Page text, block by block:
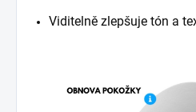
Viditelně zlepšuje tón a